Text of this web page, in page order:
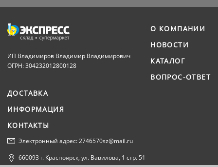
ИП Владимиров Владимир Владимирович
ОГРН: 304232012800128
О КОМПАНИИ
НОВОСТИ
КАТАЛОГ
ВОПРОС-ОТВЕТ
ДОСТАВКА
ИНФОРМАЦИЯ
КОНТАКТЫ
Электронный адрес: 2746570sz@mail.ru
660093 г. Красноярск, ул. Вавилова, 1 стр. 51